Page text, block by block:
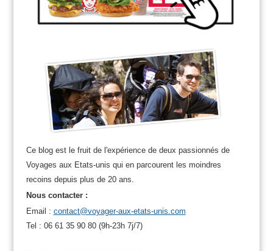
Ce blog est le fruit de l'expérience de deux passionnés de
Voyages aux Etats-unis qui en parcourent les moindres
recoins depuis plus de 20 ans.
Nous contacter :
Email : contact@voyager-aux-etats-unis.com
Tel : 06 61 35 90 80 (9h-23h 7j/7)